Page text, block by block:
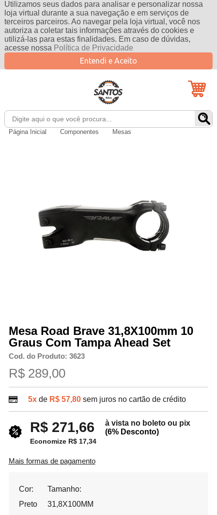
Utilizamos seus dados para analisar e personalizar nossa
loja virtual durante a sua navegação e em serviços de
terceiros parceiros. Ao navegar pela loja virtual, você nos
autoriza a coletar tais informações através do cookies e
utilizá-las para estas finalidades. Em caso de dúvidas,
acesse nossa Política de Privacidade
Entendi e Aceito
Página Inicial Componentes Mesas
Mesa Road Brave 31,8X100mm 10
Graus Com Tampa Ahead Set
Cod. do Produto: 3623
R$ 289,00
5xde R$ 57,80 sem juros no cartão de crédito
R$ 271,66
à vista no boleto ou pix
(6% Desconto)
Economize R$ 17,34
Mais formas de pagamento
Cor:
Preto
Tamanho:
31,8X100MM